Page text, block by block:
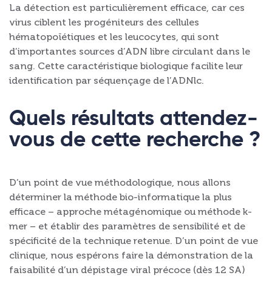
La détection est particulièrement efficace, car ces
virus ciblent les progéniteurs des cellules
hématopoïétiques et les leucocytes, qui sont
d’importantes sources d’ADN libre circulant dans le
sang. Cette caractéristique biologique facilite leur
identification par séquençage de l’ADNlc.
Quels résultats attendez-
vous de cette recherche ?
D’un point de vue méthodologique, nous allons
déterminer la méthode bio-informatique la plus
efficace – approche métagénomique ou méthode k-
mer – et établir des paramètres de sensibilité et de
spécificité de la technique retenue. D’un point de vue
clinique, nous espérons faire la démonstration de la
faisabilité d’un dépistage viral précoce (dès 12 SA)